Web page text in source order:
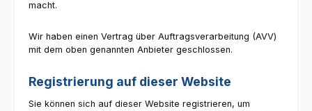
macht.
Wir haben einen Vertrag über Auftragsverarbeitung (AVV)
mit dem oben genannten Anbieter geschlossen.
Registrierung auf dieser Website
Sie können sich auf dieser Website registrieren, um